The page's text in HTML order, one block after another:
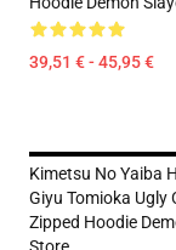
39,51 € - 45,95 €
Kimetsu No Yaiba
Giyu Tomioka Ugly
Zipped Hoodie